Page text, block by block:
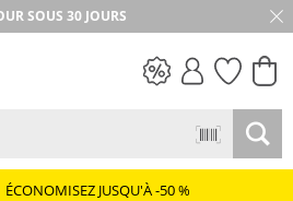
SOUS 30 JOURS
ÉCONOMISEZ JUSQU'À -50 %